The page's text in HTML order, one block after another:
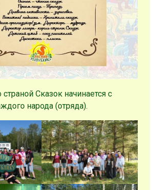
Сказок начинается с
народа (отряда).